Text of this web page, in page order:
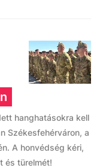
hanghatásokra kell
Székesfehérváron, a
A honvédség kéri,
és türelmét!